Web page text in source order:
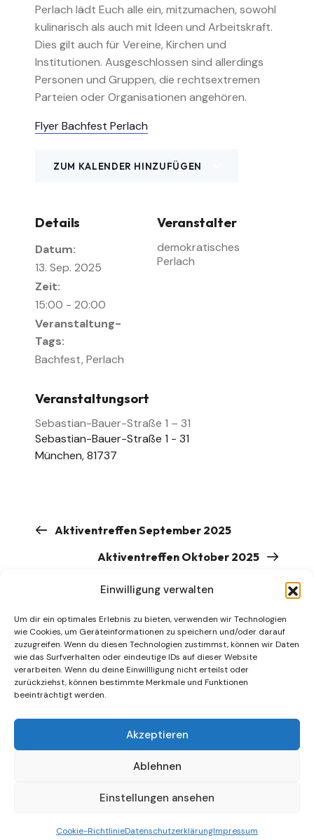
Einwilligung verwalten
Um dir ein optimales Erlebnis zu bieten, verwenden wir Technologien
wie Cookies, um Geräteinformationen zu speichern und/oder darauf
zuzugreifen. Wenn du diesen Technologien zustimmst, können wir Daten
wie das Surfverhalten oder eindeutige IDs auf dieser Website
verarbeiten. Wenn du deine Einwillligung nicht erteilst oder
zurückziehst, können bestimmte Merkmale und Funktionen
beeinträchtigt werden.
Akzeptieren
Ablehnen
Einstellungen ansehen
Cookie-RichtlinieDatenschutzerklärungImpressum
Perlach lädt Euch alle ein, mitzumachen, sowohl
kulinarisch als auch mit Ideen und Arbeitskraft.
Dies gilt auch für Vereine, Kirchen und
Institutionen. Ausgeschlossen sind allerdings
Personen und Gruppen, die rechtsextremen
Parteien oder Organisationen angehören.
Flyer Bachfest Perlach
ZUM KALENDER HINZUFÜGEN
Details
Datum:
13. Sep. 2025
Zeit:
15:00 - 20:00
Veranstaltung-
Tags:
Bachfest, Perlach
Veranstaltungsort
Sebastian-Bauer-Straße 1 – 31
Sebastian-Bauer-Straße 1 - 31
München,81737
Veranstalter
demokratisches
Perlach
Aktiventreffen September 2025
Aktiventreffen Oktober 2025
Demokratisches Perlach
| |